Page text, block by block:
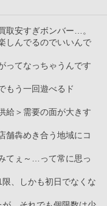
取安すぎボンバー…。
しんでるのでいいんで
ってなっちゃうんです
もう一回遊べるド
給＞需要の面が大きす
舗犇めき合う地域にコ
てぇ～…って常に思っ
、しかも初日でなくな